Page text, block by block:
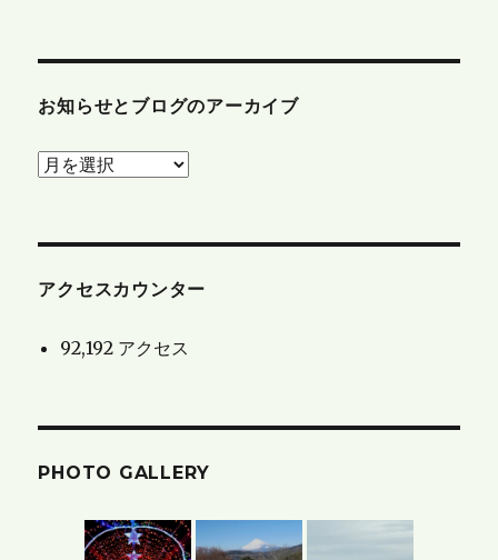
お知らせとブログのアーカイブ
お
と
ロ
ー
アクセスカウンター
92,192 アクセス
PHOTO GALLERY